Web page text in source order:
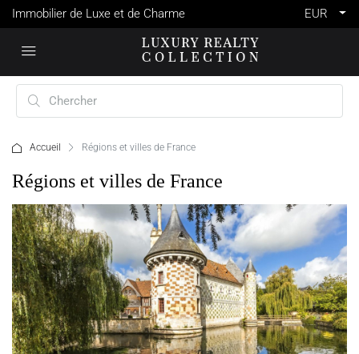
Immobilier de Luxe et de Charme EUR
Accueil Régions et villes de France
Régions et villes de France